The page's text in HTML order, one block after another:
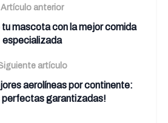
Artículo anterior
tu mascota con la mejor comida
especializada
artículo
aerolíneas por continente:
perfectas garantizadas!